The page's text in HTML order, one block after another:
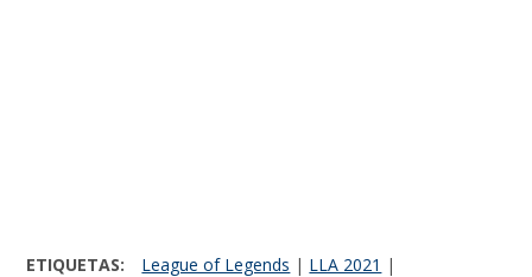
ETIQUETAS: League of Legends | LLA 2021 |